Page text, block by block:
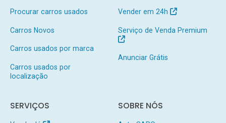
Procurar carros usados
Carros Novos
Carros usados por marca
Carros usados por
localização
Vender em 24h
Serviço de Venda Premium
Anunciar Grátis
SERVIÇOS SOBRE NÓS